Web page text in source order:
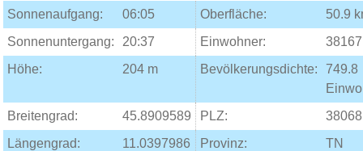
Sonnenaufgang: 06:05 Oberfläche:
50.9
Sonnenuntergang:
20:37 Einwohner:
38167
Höhe:
204 m Bevölkerungsdichte:
749.8
Breitengrad:
45.8909589 PLZ:
38068
Längengrad:
11.0397986 Provinz: TN